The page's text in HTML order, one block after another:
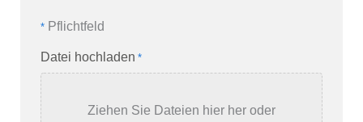
* Pflichtfeld
Datei hochladen *
Ziehen Sie Dateien hier her oder